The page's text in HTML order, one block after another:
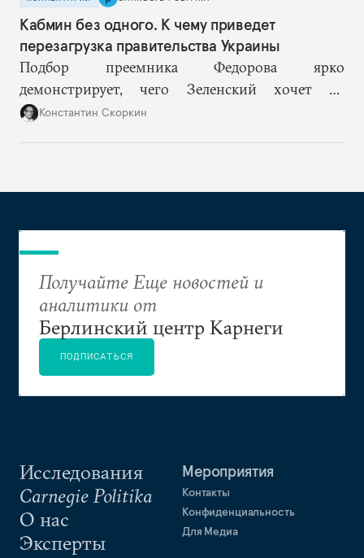
Кабмин без одного. К чему приведет
перезагрузка правительства Украины
Подбор преемника Федорова ярко
демонстрирует, чего Зеленский хочет от
высшего военного руководства: продолжить
Константин Скоркин
Исследования
Carnegie Politika
О нас
Эксперты
Мероприятия
Контакты
Конфиденциальность
Для Медиа
Получайте Еще новостей и
аналитики от
Берлинский центр Карнеги
ПОДПИСАТЬСЯ